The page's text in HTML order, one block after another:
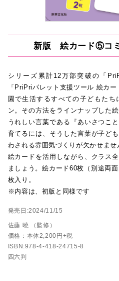
新版 絵カード⑤コ
シリーズ累計12万部突破の「
「PriPriパレット支援ツール 絵カー
園で生活するすべての子どもたち
ン。その方法をラインナップした
うれしい言葉である『あいさつこ
育てるには、そうした言葉が子ど
わされる雰囲気づくりが欠かせませ
絵カードを活用しながら、クラス
ましょう。絵カード60枚（別途両
枚入り。
※内容は、初版と同様です
発売日:2024/11/15
佐藤 曉 （監修）
価格：本体2,200円+税
ISBN:978-4-418-24715-8
四六判